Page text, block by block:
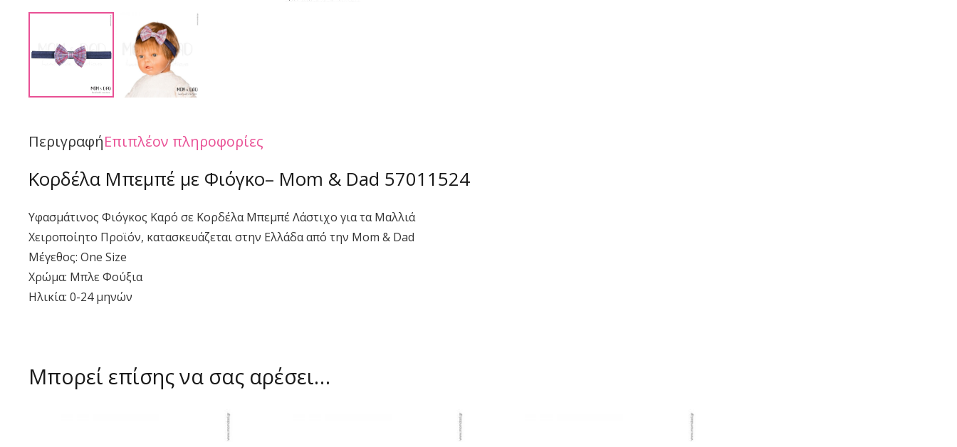
ΠεριγραφήΕπιπλέον πληροφορίες
Κορδέλα Μπεμπέ με Φιόγκο– Mom & Dad 57011524
Υφασμάτινος Φιόγκος Καρό σε Κορδέλα Μπεμπέ Λάστιχο για τα Μαλλιά
Χειροποίητο Προϊόν, κατασκευάζεται στην Ελλάδα από την Mom & Dad
Μέγεθος: One Size
Χρώμα: Μπλε Φούξια
Ηλικία: 0-24 μηνών
Μπορεί επίσης να σας αρέσει…